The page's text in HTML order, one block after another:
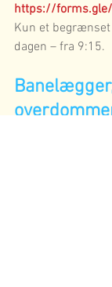
https://forms.gle/
Kun et
dagen – fra 9:15.